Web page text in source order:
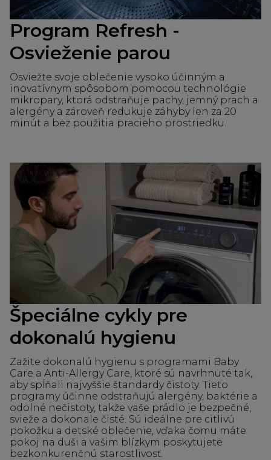
Program Refresh -
Osvieženie parou
Osviežte svoje oblečenie vysoko účinným a
inovatívnym spôsobom pomocou technológie
mikropary, ktorá odstraňuje pachy, jemný prach a
alergény a zároveň redukuje záhyby len za 20
minút a bez použitia pracieho prostriedku.
Špeciálne cykly pre
dokonalú hygienu
Zažite dokonalú hygienu s programami Baby
Care a Anti-Allergy Care, ktoré sú navrhnuté tak,
aby spĺňali najvyššie štandardy čistoty. Tieto
programy účinne odstraňujú alergény, baktérie a
odolné nečistoty, takže vaše prádlo je bezpečné,
svieže a dokonale čisté. Sú ideálne pre citlivú
pokožku a detské oblečenie, vďaka čomu máte
pokoj na duši a vašim blízkym poskytujete
bezkonkurenčnú starostlivosť.